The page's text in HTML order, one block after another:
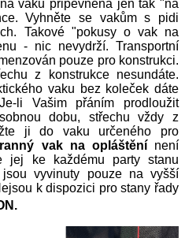
vaku připevněna jen tak "na
Vyhněte se vakům s pidi
Takové "pokusy o vak na
- nic nevydrží. Transportní
pouze pro konstrukci.
z konstrukce nesundáte.
vaku bez koleček dáte
li Vašim přáním prodloužit
dobu, střechu vždy z
ji do vaku určeného pro
vak na opláštěnínení
jej ke každému party stanu
vyvinuty pouze na vyšší
k dispozici pro stany řady